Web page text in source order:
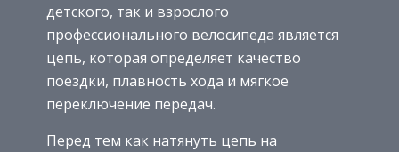
детского, так и взрослого
профессионального велосипеда является
цепь, которая определяет качество
поездки, плавность хода и мягкое
переключение передач.
Перед тем как натянуть цепь на